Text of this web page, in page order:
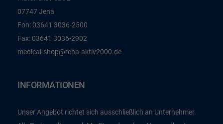
07747 Jena
Fon: 03641 3036-2500
Fax: 03641 3036-2902
medical-shop@reha-aktiv2000.de
INFORMATIONEN
Unser Angebot richtet sich ausschließlich an Unternehmer.